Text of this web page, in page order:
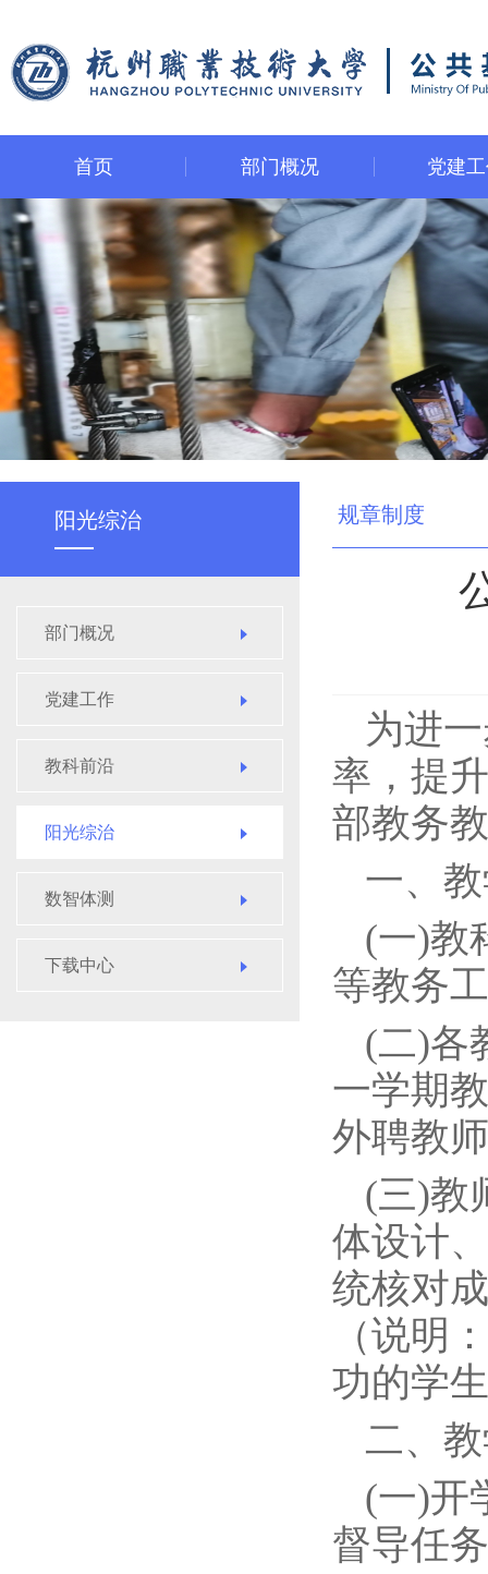
首页 部门概况 党建
阳光综治
部门概况
党建工作
教科前沿
阳光综治
数智体测
下载中心
规章制度
为进
率，提
部教务
一、
(一)教
等教务
(二)各
一学期
外聘教
(三)教
体设计
统核对
（说明
功的学
二、
(一)开
督导任